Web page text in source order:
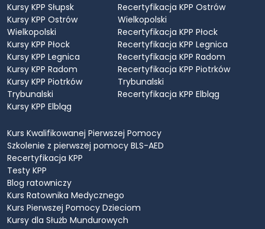
Kursy KPP Słupsk
Kursy KPP Ostrów
Wielkopolski
Kursy KPP Płock
Kursy KPP Legnica
Kursy KPP Radom
Kursy KPP Piotrków
Trybunalski
Kursy KPP Elbląg
Recertyfikacja KPP Ostrów
Wielkopolski
Recertyfikacja KPP Płock
Recertyfikacja KPP Legnica
Recertyfikacja KPP Radom
Recertyfikacja KPP Piotrków
Trybunalski
Recertyfikacja KPP Elbląg
Kurs Kwalifikowanej Pierwszej Pomocy
Szkolenie z pierwszej pomocy BLS-AED
Recertyfikacja KPP
Testy KPP
Blog ratowniczy
Kurs Ratownika Medycznego
Kurs Pierwszej Pomocy Dzieciom
Kursy dla Służb Mundurowych